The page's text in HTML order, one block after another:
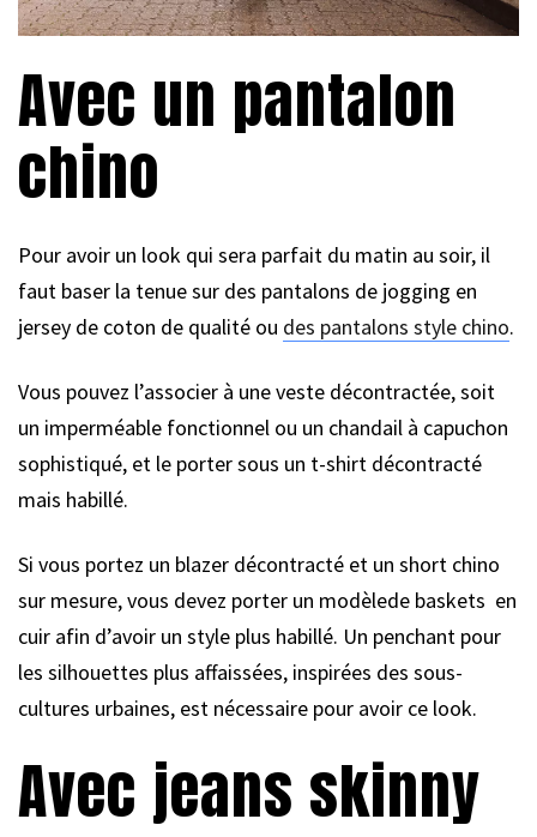
Avec un pantalon
chino
Pour avoir un look qui sera parfait du matin au soir, il
faut baser la tenue sur des pantalons de jogging en
jersey de coton de qualité ou des pantalons style chino.
Vous pouvez l’associer à une veste décontractée, soit
un imperméable fonctionnel ou un chandail à capuchon
sophistiqué, et le porter sous un t-shirt décontracté
mais habillé.
Si vous portez un blazer décontracté et un short chino
sur mesure, vous devez porter un modèlede baskets en
cuir afin d’avoir un style plus habillé. Un penchant pour
les silhouettes plus affaissées, inspirées des sous-
cultures urbaines, est nécessaire pour avoir ce look.
Avec jeans skinny